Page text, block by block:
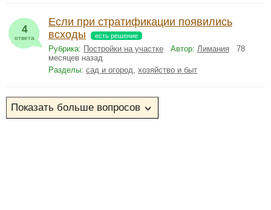
4
ответа
Если при стратификации появились
всходы
есть решение
Рубрика: Постройки на участке Автор: Лимания 78
месяцев назад
Разделы: сад и огород, хозяйство и быт